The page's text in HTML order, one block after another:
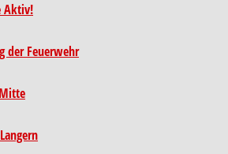
Aktiv!
der Feuerwehr